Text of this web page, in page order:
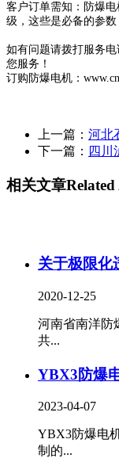
客户订单需知：防爆
级，这些是必备的参数
如有问题请拨打服务电
您服务！
订购防爆电机：
上一篇： 河北
下一篇： 四川
相关文章
关于极限化
2020-12-25
河南省南洋防
共...
YBX3防爆
2023-04-07
YBX3防爆电
制的...